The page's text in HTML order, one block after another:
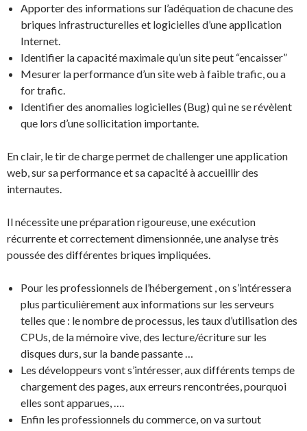
Apporter des informations sur l’adéquation de chacune des
briques infrastructurelles et logicielles d’une application
Internet.
Identifier la capacité maximale qu’un site peut “encaisser”
Mesurer la performance d’un site web à faible trafic, ou a
for trafic.
Identifier des anomalies logicielles (Bug) qui ne se révèlent
que lors d’une sollicitation importante.
En clair, le tir de charge permet de challenger une application
web, sur sa performance et sa capacité à accueillir des
internautes.
Il nécessite une préparation rigoureuse, une exécution
récurrente et correctement dimensionnée, une analyse très
poussée des différentes briques impliquées.
Pour les professionnels de l’hébergement , on s’intéressera
plus particulièrement aux informations sur les serveurs
telles que : le nombre de processus, les taux d’utilisation des
CPUs, de la mémoire vive, des lecture/écriture sur les
disques durs, sur la bande passante …
Les développeurs vont s’intéresser, aux différents temps de
chargement des pages, aux erreurs rencontrées, pourquoi
elles sont apparues, ….
Enfin les professionnels du commerce, on va surtout